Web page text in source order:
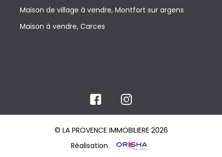
Maison de village à vendre, Montfort sur argens
Maison à vendre, Carces
© LA PROVENCE IMMOBILIERE 2026
Réalisation